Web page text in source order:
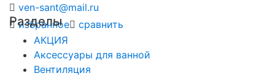
избранное сравнить
ven-sant@mail.ru
Разделы
АКЦИЯ
Аксессуары для ванной
Вентиляция